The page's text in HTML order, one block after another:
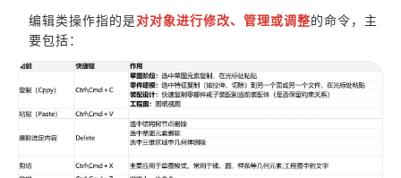
编辑类操作指的是对对象进行修改、管理或调整的命令，主
要包括：